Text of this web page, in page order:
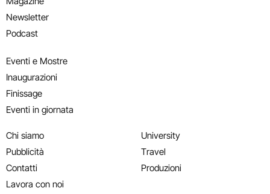
Newsletter
Podcast
Eventi e Mostre
Inaugurazioni
Finissage
Eventi in giornata
Chi siamo
Pubblicità
Contatti
Lavora con noi
University
Travel
Produzioni